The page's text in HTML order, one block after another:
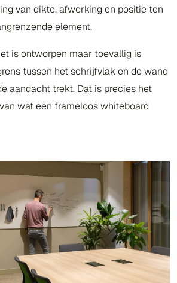
van dikte, afwerking en positie ten
element.
is ontworpen maar toevallig is
tussen het schrijfvlak en de wand
aandacht trekt. Dat is precies het
wat een frameloos whiteboard